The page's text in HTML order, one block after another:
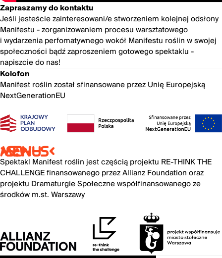
>S:W-S<
MENU
Zapraszamy do kontaktu
Jeśli jesteście zainteresowani/e stworzeniem kolejnej odsłony
Manifestu - zorganizowaniem procesu warsztatowego
i wydarzenia perfomatywnego wokół Manifestu roślin w swojej
społeczności bądź zaproszeniem gotowego spektaklu -
napiszcie do nas!
Kolofon
Manifest roślin został sfinansowane przez Unię Europejską
NextGenerationEU
Spektakl Manifest roślin jest częścią projektu RE-THINK THE
CHALLENGEfinansowanego przez Allianz Foundation oraz
projektu Dramaturgie Społeczne współfinansowanego ze
środków m.st. Warszawy